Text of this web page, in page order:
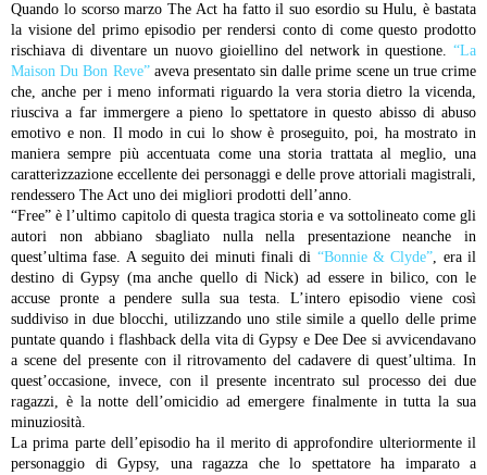
Quando lo scorso marzo The Act ha fatto il suo esordio su Hulu, è bastata
la visione del primo episodio per rendersi conto di come questo prodotto
rischiava di diventare un nuovo gioiellino del network in questione. “La
Maison Du Bon Reve”aveva presentato sin dalle prime scene un true crime
che, anche per i meno informati riguardo la vera storia dietro la vicenda,
riusciva a far immergere a pieno lo spettatore in questo abisso di abuso
emotivo e non. Il modo in cui lo show è proseguito, poi, ha mostrato in
maniera sempre più accentuata come una storia trattata al meglio, una
caratterizzazione eccellente dei personaggi e delle prove attoriali magistrali,
rendessero The Act uno dei migliori prodotti dell’anno.
“Free” è l’ultimo capitolo di questa tragica storia e va sottolineato come gli
autori non abbiano sbagliato nulla nella presentazione neanche in
quest’ultima fase. A seguito dei minuti finali di “Bonnie & Clyde”, era il
destino di Gypsy (ma anche quello di Nick) ad essere in bilico, con le
accuse pronte a pendere sulla sua testa. L’intero episodio viene così
suddiviso in due blocchi, utilizzando uno stile simile a quello delle prime
puntate quando i flashback della vita di Gypsy e Dee Dee si avvicendavano
a scene del presente con il ritrovamento del cadavere di quest’ultima. In
quest’occasione, invece, con il presente incentrato sul processo dei due
ragazzi, è la notte dell’omicidio ad emergere finalmente in tutta la sua
minuziosità.
La prima parte dell’episodio ha il merito di approfondire ulteriormente il
personaggio di Gypsy, una ragazza che lo spettatore ha imparato a